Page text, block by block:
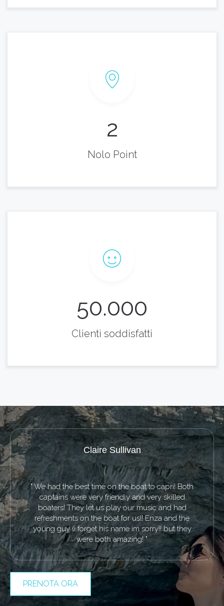
2
Nolo Point
50.000
Clienti soddisfatti
Matt Brand
" We rented a boat without captain from Noleggio
and had a great experience. Sara checked us in
and was very professional - explaining the boat
and the boat's systems. The boat was like new,
clean - and operated as expected. We spent 4-5
hours on the water with stops at a beach and for
lunch. When we returned, we fueled the boat with
their staff and paid the fuel invoice. This was an
amazing experience and a great opportunity to see
the Amalfi coast from the sea. THANK YOU/
PRENOTA ORA